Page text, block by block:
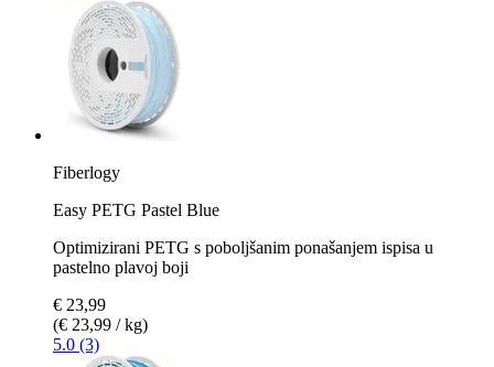
Fiberlogy
Easy PETG Pastel Blue
Optimizirani PETG s poboljšanim ponašanjem ispisa u
pastelno plavoj boji
€ 23,99
(€ 23,99 / kg)
5.0 (3)